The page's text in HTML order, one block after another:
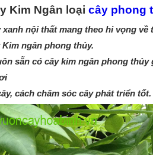
Kim Ngân loại cây phong
nội thất mang theo hi vọng
ngân phong thủy.
sẵn có cây kim ngân phong thủy
cách chăm sóc cây phát triển tốt.